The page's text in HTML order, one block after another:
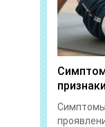
Симптомы